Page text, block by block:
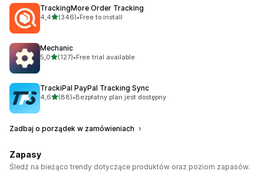
TrackingMore Order Tracking
4,4na 5 gwiazdek
(346)
Łączna liczba recenzji: 346
•Free to install
Mechanic
5,0na 5 gwiazdek
(127)
Łączna liczba recenzji: 127
•Free trial available
TrackiPal PayPal Tracking Sync
4,6na 5 gwiazdek
(88)
Łączna liczba recenzji: 88
•Bezpłatny plan jest dostępny
Zadbaj o porządek w zamówieniach
Zapasy
Śledź na bieżąco trendy dotyczące produktów oraz poziom zapasów.